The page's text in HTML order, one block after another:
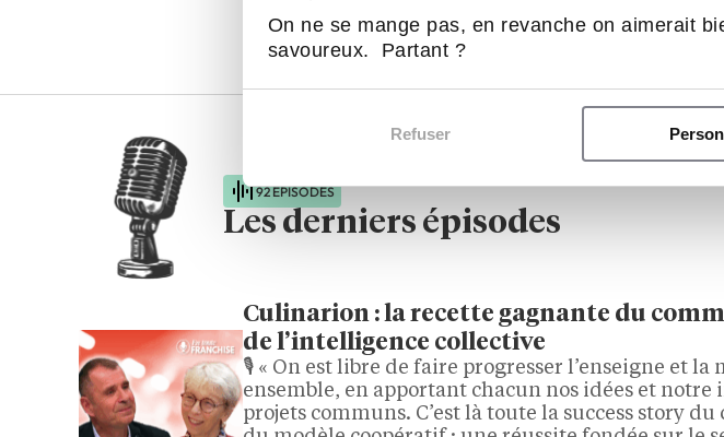
On ne se mange pas, en revanche on aimerait
savoureux. Partant ?
Refuser
savoir-faire. Choisir son…
1 2 3 …
92 ÉPISODES
Les derniers épisodes
Culinarion : la recette gagnante du
de l’intelligence collective
🎙️ « On est libre de faire progresser l’enseigne et la
ensemble, en apportant chacun nos idées et
projets communs. C’est là toute la success story du